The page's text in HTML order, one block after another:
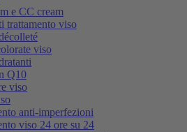
e CC cream
trattamento viso
viso
Q10
viso
anti-imperfezioni
viso 24 ore su 24